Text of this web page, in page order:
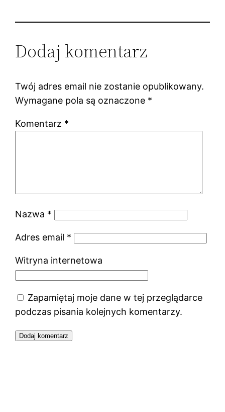
Dodaj komentarz
Twój adres email nie zostanie opublikowany.
Wymagane pola są oznaczone *
Komentarz *
Nazwa *
Adres email *
Witryna internetowa
Zapamiętaj moje dane w tej przeglądarce
podczas pisania kolejnych komentarzy.